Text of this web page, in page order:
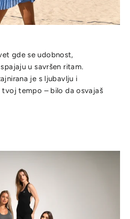
gde se udobnost,
u savršen ritam.
je s ljubavlju i
tvoj tempo – bilo da osvajaš